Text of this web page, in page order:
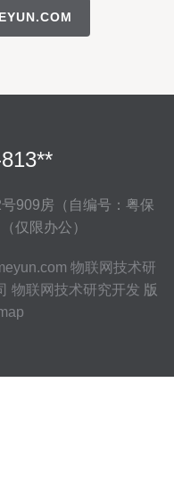
909房（自编号：粤保
仅限办公）
物联网技术研
物联网技术研究开发 版